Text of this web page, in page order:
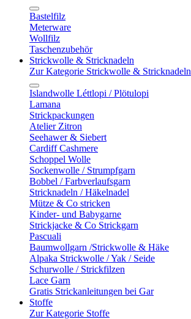
Bastelfilz
Meterware
Wollfilz
Taschenzubehör
Strickwolle & Stricknadeln
Zur Kategorie Strickwolle & Stricknadeln
Islandwolle Léttlopi / Plötulopi
Lamana
Strickpackungen
Atelier Zitron
Seehawer & Siebert
Cardiff Cashmere
Schoppel Wolle
Sockenwolle / Strumpfgarn
Bobbel / Farbverlaufsgarn
Stricknadeln / Häkelnadel
Mütze & Co stricken
Kinder- und Babygarne
Strickjacke & Co Strickgarn
Pascuali
Baumwollgarn /Strickwolle & Häke
Alpaka Strickwolle / Yak / Seide
Schurwolle / Strickfilzen
Lace Garn
Gratis Strickanleitungen bei Gar
Stoffe
Zur Kategorie Stoffe